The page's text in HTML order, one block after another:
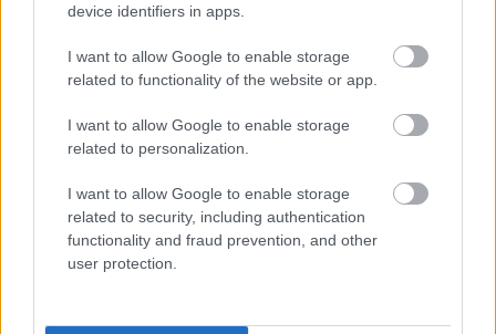
device identifiers in apps.
I want to allow Google to enable storage
related to functionality of the website or app.
I want to allow Google to enable storage
related to personalization.
I want to allow Google to enable storage
related to security, including authentication
functionality and fraud prevention, and other
user protection.